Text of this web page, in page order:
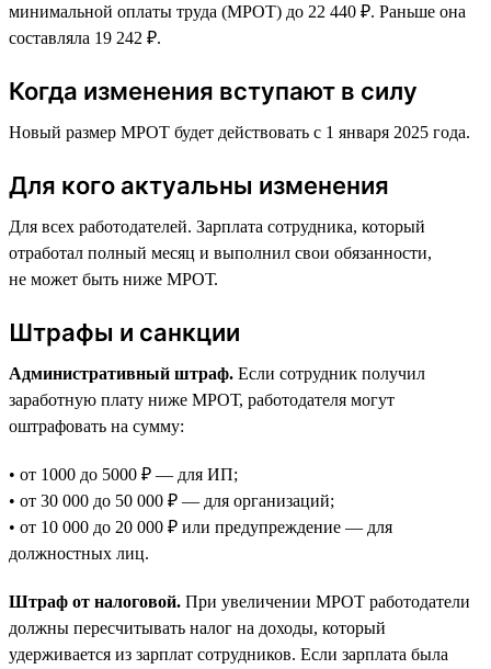
минимальной оплаты труда (МРОТ) до 22 440 ₽. Раньше она
составляла 19 242 ₽.
Когда изменения вступают в силу
Новый размер МРОТ будет действовать с 1 января 2025 года.
Для кого актуальны изменения
Для всех работодателей. Зарплата сотрудника, который
отработал полный месяц и выполнил свои обязанности,
не может быть ниже МРОТ.
Штрафы и санкции
Административный штраф. Если сотрудник получил
заработную плату ниже МРОТ, работодателя могут
оштрафовать на сумму:
• от 1000 до 5000 ₽ — для ИП;
• от 30 000 до 50 000 ₽ — для организаций;
• от 10 000 до 20 000 ₽ или предупреждение — для
должностных лиц.
Штраф от налоговой. При увеличении МРОТ работодатели
должны пересчитывать налог на доходы, который
удерживается из зарплат сотрудников. Если зарплата была